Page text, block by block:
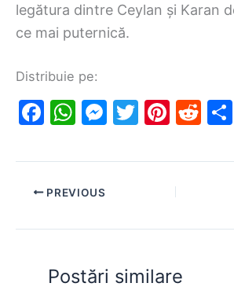
legătura dintre Ceylan și Karan
ce mai puternică.
Distribuie pe:
F
c
e
o
o
k
W
at
s
p
p
M
s
n
g
er
T
itt
Pi
er
e
R
d
PREVIOUS
Postări similare